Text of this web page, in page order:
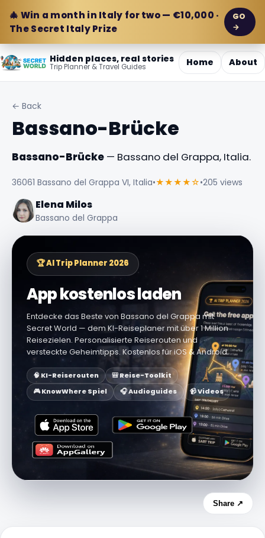
🎄 Win a month in Italy for two — €10,000 ·
The Secret Italy Prize
GO
→
Hidden places, real stories
Trip Planner & Travel Guides Home About
← Back
Bassano-Brücke
Bassano-Brücke — Bassano del Grappa, Italia.
36061 Bassano del Grappa VI, Italia•★★★★☆•205 views
Elena Milos
Bassano del Grappa
🏆 AI Trip Planner 2026
App kostenlos laden
Entdecke das Beste von Bassano del Grappa mit
Secret World — dem KI-Reiseplaner mit über 1 Million
Reisezielen. Personalisierte Reiserouten und
versteckte Geheimtipps. Kostenlos für iOS & Android.
🧠 KI-Reiserouten
🎒 Reise-Toolkit
🎮 KnowWhere Spiel
🎧 Audioguides 📹 Videos
Share ↗